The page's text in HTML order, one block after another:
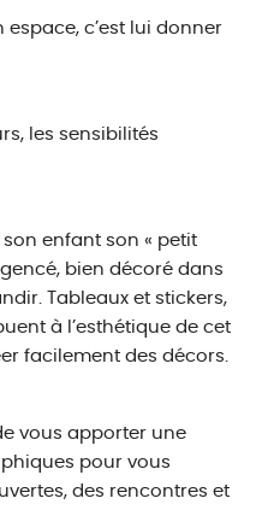
espace, c’est lui donner
les sensibilités
son enfant son « petit
bien décoré dans
Tableaux et stickers,
à l’esthétique de cet
facilement des décors.
vous apporter une
pour vous
des rencontres et